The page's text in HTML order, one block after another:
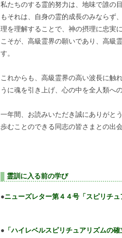
私たちのする霊的努力は、地味で誰の
もそれは、自身の霊的成長のみならず
理を理解することで、神の摂理に忠実
こそが、高級霊界の願いであり、高級
す。
これからも、高級霊界の高い波長に触
うに魂を引き上げ、心の中を全人類へ
一年間、お読みいただき誠にありがと
歩むことのできる同志の皆さまとの出
霊訓に入る前の学び
●ニューズレター第４４号「スピリチ
● 「ハイレベルスピリチュアリズムの